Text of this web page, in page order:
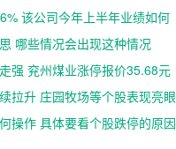
该公司今年上半年业绩如何
哪些情况会出现这种情况
强 兖州煤业涨停报价35.68元
拉升 庄园牧场等个股表现亮眼
操作 具体要看个股跌停的原因